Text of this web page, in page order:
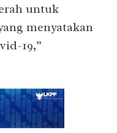
untuk
menyatakan
19,”